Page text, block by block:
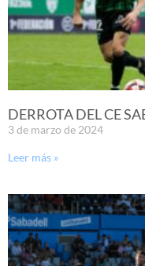
DERROTA DEL CE
3 de marzo de 2024
Leer más »